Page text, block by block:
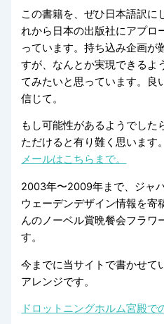
この書籍を、ぜひ日本語訳に
れから日本の出版社にアプロ
っています。持ち込み企画が
すが、なんとか実現できるよ
てみたいと思っています。良
信じて。
もし可能性があるようでした
ただけると有り難く思います。
メールはこちらまで。
2003年〜2009年まで、ジャ
ウェーデンデザイン情報を寄
んのノーベル賞晩餐会フラワ
す。
今までに当サイトで書かせて
アレンジです。
ドロットニングホルム宮殿で